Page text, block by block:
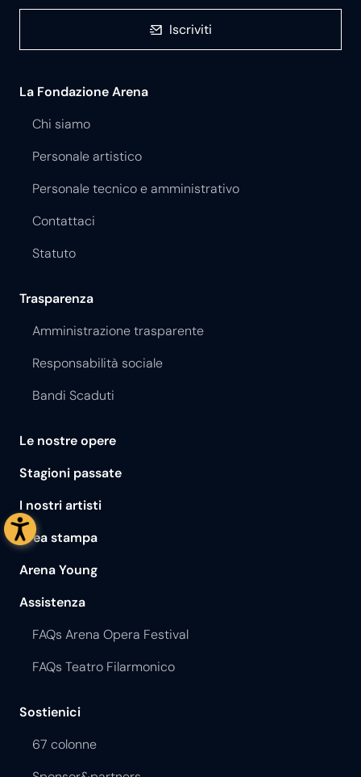
Iscriviti
La Fondazione Arena
Chi siamo
Personale artistico
Personale tecnico e amministrativo
Contattaci
Statuto
Trasparenza
Amministrazione trasparente
Responsabilità sociale
Bandi Scaduti
Le nostre opere
Stagioni passate
I nostri artisti
Area stampa
Arena Young
Assistenza
FAQs Arena Opera Festival
FAQs Teatro Filarmonico
Sostienici
67 colonne